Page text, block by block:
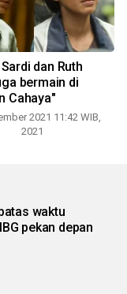
dan Ruth
di
Cahaya"
2021 11:42 WIB,
2021
waktu
pekan depan